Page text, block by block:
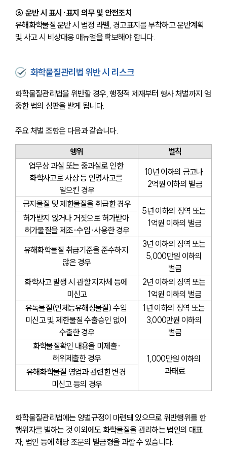
⑥ 운반 시 표시·표지 의무 및 안전조치
유해화학물질 운반 시 법정 라벨, 경고표지를 부착하고 운반계획
및 사고 시 비상대응 매뉴얼을 확보해야 합니다.
화학물질관리법 위반 시 리스크
화학물질관리법을 위반할 경우, 행정적 제재부터 형사 처벌까지 엄
중한 법의 심판을 받게 됩니다.
주요 처벌 조항은 다음과 같습니다.
행위
벌칙
업무상 과실 또는 중과실로 인한
화학사고로 사상 등 인명사고를
일으킨 경우
10년 이하의 금고나
2억원 이하의 벌금
금지물질 및 제한물질을 취급한 경우
5년 이하의 징역 또는
1억원 이하의 벌금
허가받지 않거나 거짓으로 허가받아
허가물질을 제조·수입·사용한 경우
유해화학물질 취급기준을 준수하지
않은 경우
3년 이하의 징역 또는
5,000만원 이하의
벌금
화학사고 발생 시 관할 지자체 등에
미신고
2년 이하의 징역 또는
1억원 이하의 벌금
유독물질(인체등유해성물질) 수입
미신고 및 제한물질 수출승인 없이
수출한 경우
1년 이하의 징역 또는
3,000만원 이하의
벌금
화학물질확인 내용을 미제출·
허위제출한 경우
1,000만원 이하의
과태료
유해화학물질 영업과 관련한 변경
미신고 등의 경우
화학물질관리법에는 양벌규정이 마련돼 있으므로 위반행위를 한
행위자를 벌하는 것 이외에도 화학물질을 관리하는 법인의 대표
자, 법인 등에 해당 조문의 벌금형을 과할 수 있습니다.